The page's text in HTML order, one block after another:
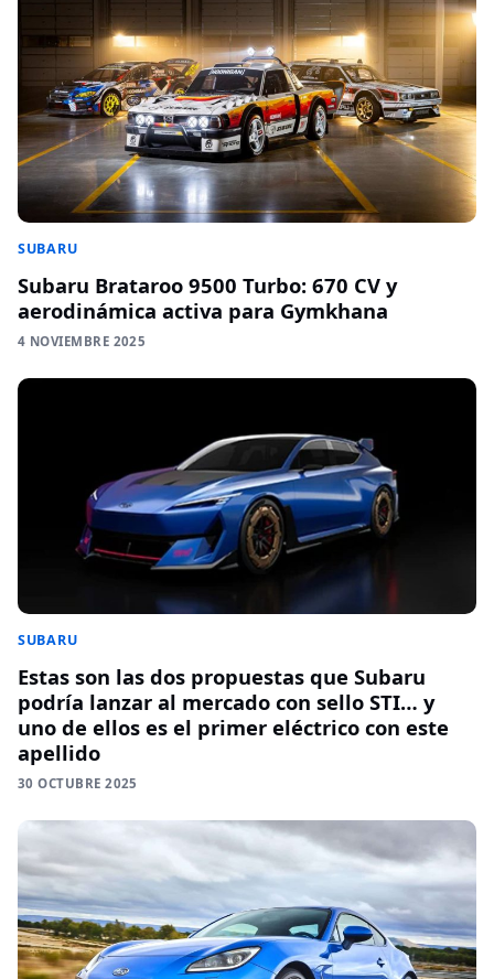
SUBARU
Subaru Brataroo 9500 Turbo: 670 CV y
aerodinámica activa para Gymkhana
4 NOVIEMBRE 2025
SUBARU
Estas son las dos propuestas que Subaru
podría lanzar al mercado con sello STI… y
uno de ellos es el primer eléctrico con este
apellido
30 OCTUBRE 2025